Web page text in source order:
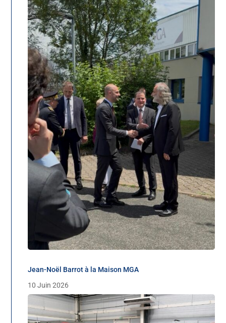
Jean-Noël Barrot à la Maison MGA
10 Juin 2026